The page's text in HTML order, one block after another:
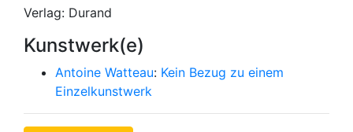
Verlag: Durand
Kunstwerk(e)
Antoine Watteau: Kein Bezug zu einem
Einzelkunstwerk